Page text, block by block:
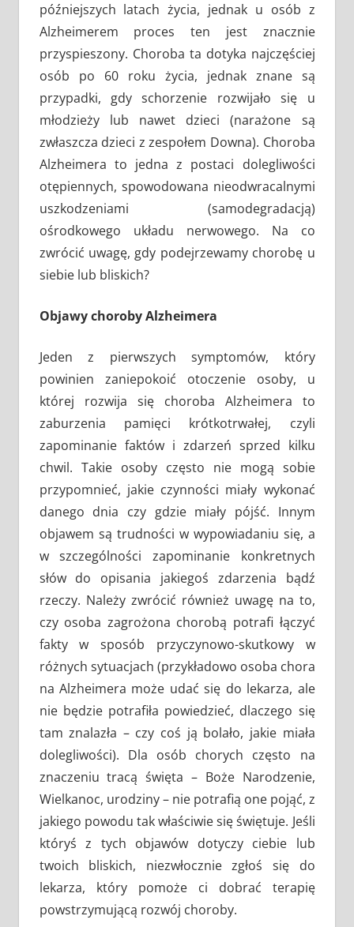
późniejszych latach życia, jednak u osób z
Alzheimerem proces ten jest znacznie
przyspieszony. Choroba ta dotyka najczęściej
osób po 60 roku życia, jednak znane są
przypadki, gdy schorzenie rozwijało się u
młodzieży lub nawet dzieci (narażone są
zwłaszcza dzieci z zespołem Downa). Choroba
Alzheimera to jedna z postaci dolegliwości
otępiennych, spowodowana nieodwracalnymi
uszkodzeniami (samodegradacją)
ośrodkowego układu nerwowego. Na co
zwrócić uwagę, gdy podejrzewamy chorobę u
siebie lub bliskich?
Objawy choroby Alzheimera
Jeden z pierwszych symptomów, który
powinien zaniepokoić otoczenie osoby, u
której rozwija się choroba Alzheimera to
zaburzenia pamięci krótkotrwałej, czyli
zapominanie faktów i zdarzeń sprzed kilku
chwil. Takie osoby często nie mogą sobie
przypomnieć, jakie czynności miały wykonać
danego dnia czy gdzie miały pójść. Innym
objawem są trudności w wypowiadaniu się, a
w szczególności zapominanie konkretnych
słów do opisania jakiegoś zdarzenia bądź
rzeczy. Należy zwrócić również uwagę na to,
czy osoba zagrożona chorobą potrafi łączyć
fakty w sposób przyczynowo-skutkowy w
różnych sytuacjach (przykładowo osoba chora
na Alzheimera może udać się do lekarza, ale
nie będzie potrafiła powiedzieć, dlaczego się
tam znalazła – czy coś ją bolało, jakie miała
dolegliwości). Dla osób chorych często na
znaczeniu tracą święta – Boże Narodzenie,
Wielkanoc, urodziny – nie potrafią one pojąć, z
jakiego powodu tak właściwie się świętuje. Jeśli
któryś z tych objawów dotyczy ciebie lub
twoich bliskich, niezwłocznie zgłoś się do
lekarza, który pomoże ci dobrać terapię
powstrzymującą rozwój choroby.